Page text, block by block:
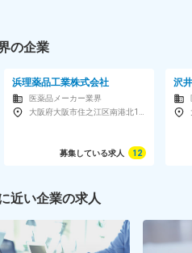
の企業
浜理薬品工業株式会社
医薬品メーカー業界
募集している求人 12
沢
近い企業の求人